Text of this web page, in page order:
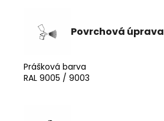
Povrchová úprava
Prášková barva
RAL 9005 / 9003